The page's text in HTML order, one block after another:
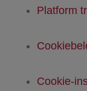
Platform
Cookie-